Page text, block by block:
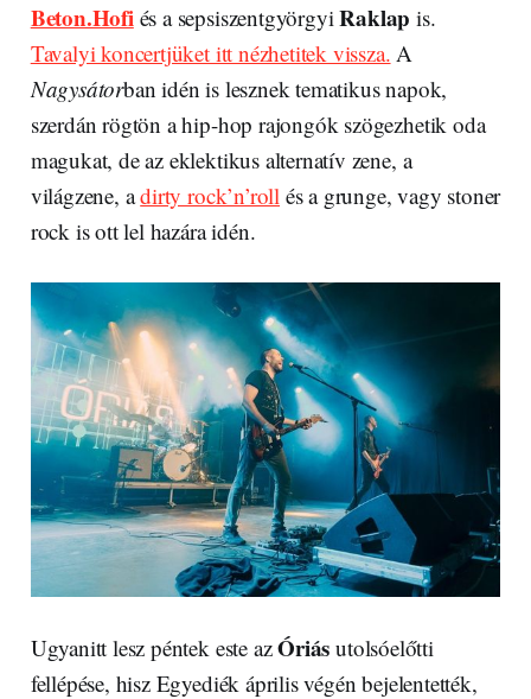
Beton.Hofiés a sepsiszentgyörgyiRaklap is.
Tavalyi koncertjüket itt nézhetitek vissza. A
Nagysátorban idén is lesznek tematikus napok,
szerdán rögtön a hip-hop rajongók szögezhetik oda
magukat, de az eklektikus alternatív zene, a
világzene, adirty rock’n’roll és a grunge, vagy stoner
rock is ott lel hazára idén.
Ugyanitt lesz péntek este azÓriás utolsóelőtti
fellépése, hisz Egyediék április végén bejelentették,